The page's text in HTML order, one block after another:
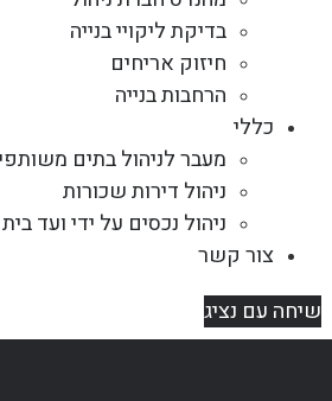
בדיקת ליקויי בנייה
חיזוק אריחים
הרחבות בנייה
כללי
מעבר לניהול בתים
ניהול דירות שכורות
ניהול נכסים על ידי ועד בית
צור קשר
שיחה עם נציג